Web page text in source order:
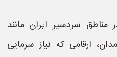
سردسیر ایران مانند
ارقامی که نیاز سرمایی